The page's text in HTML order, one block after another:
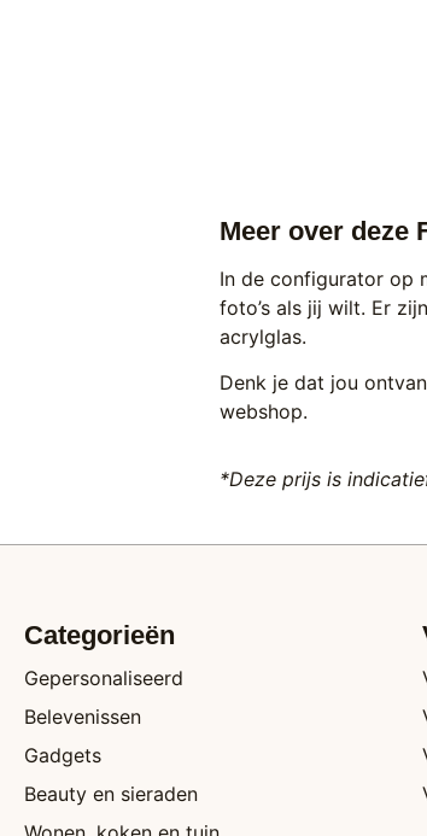
Meer over deze
In de configurator op
foto’s als jij wilt. Er
acrylglas.
Denk je dat jou
webshop.
*Deze prijs is
Categorieën
Gepersonaliseerd
Belevenissen
Gadgets
Beauty en sieraden